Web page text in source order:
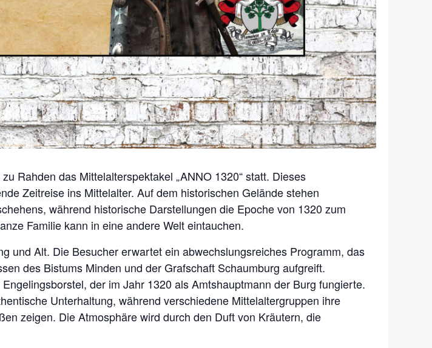
Rahden das Mittelalterspektakel „ANNO 1320“ statt. Dieses
Zeitreise ins Mittelalter. Auf dem historischen Gelände stehen
während historische Darstellungen die Epoche von 1320 zum
Familie kann in eine andere Welt eintauchen.
und Alt. Die Besucher erwartet ein abwechslungsreiches Programm, das
des Bistums Minden und der Grafschaft Schaumburg aufgreift.
der im Jahr 1320 als Amtshauptmann der Burg fungierte.
Unterhaltung, während verschiedene Mittelaltergruppen ihre
zeigen. Die Atmosphäre wird durch den Duft von Kräutern, die